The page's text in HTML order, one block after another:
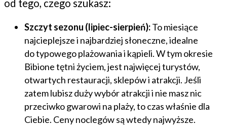
od tego, czego szukasz:
Szczyt sezonu (lipiec-sierpień):To miesiące
najcieplejsze i najbardziej słoneczne, idealne
do typowego plażowania i kąpieli. W tym okresie
Bibione tętni życiem, jest najwięcej turystów,
otwartych restauracji, sklepów i atrakcji. Jeśli
zatem lubisz duży wybór atrakcji i nie masz nic
przeciwko gwarowi na plaży, to czas właśnie dla
Ciebie. Ceny noclegów są wtedy najwyższe.